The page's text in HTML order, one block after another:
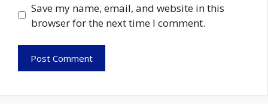
Save my name, email, and website in this
browser for the next time I comment.